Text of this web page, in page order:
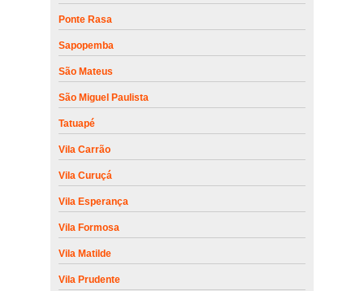
Ponte Rasa
Sapopemba
São Mateus
São Miguel Paulista
Tatuapé
Vila Carrão
Vila Curuçá
Vila Esperança
Vila Formosa
Vila Matilde
Vila Prudente